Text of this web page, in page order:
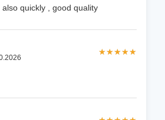
quickly , good quality
★★★★★
★★★★★